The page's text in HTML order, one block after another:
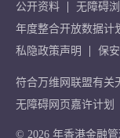
公开资料
无障碍
年度整合开放数据计
私隐政策声明
保
符合万维网联盟有关
无障碍网页嘉许计划
© 2026 年香港金融管